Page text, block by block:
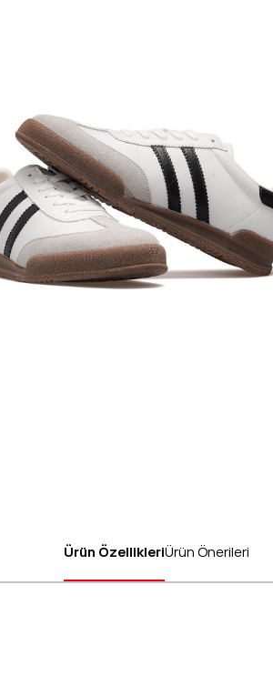
Ürün ÖzellikleriÜrün Önerileri